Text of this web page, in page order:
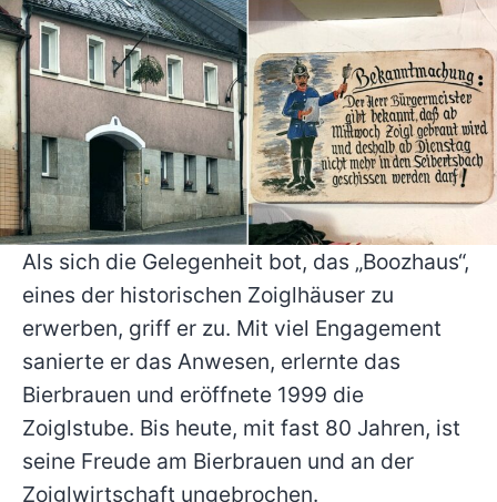
Als sich die Gelegenheit bot, das „Boozhaus“,
eines der historischen Zoiglhäuser zu
erwerben, griff er zu. Mit viel Engagement
sanierte er das Anwesen, erlernte das
Bierbrauen und eröffnete 1999 die
Zoiglstube. Bis heute, mit fast 80 Jahren, ist
seine Freude am Bierbrauen und an der
Zoiglwirtschaft ungebrochen.